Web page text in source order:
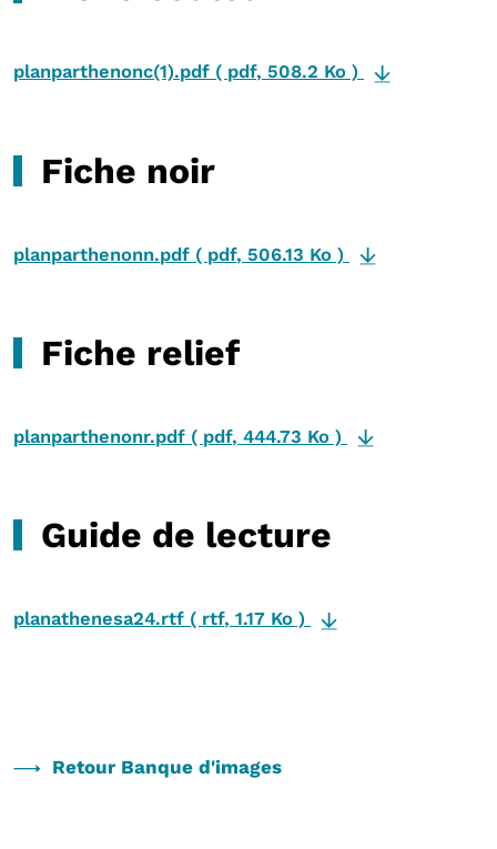
planparthenonc(1).pdf ( pdf, 508.2 Ko )
Fiche noir
planparthenonn.pdf ( pdf, 506.13 Ko )
Fiche relief
planparthenonr.pdf ( pdf, 444.73 Ko )
Guide de lecture
planathenesa24.rtf ( rtf, 1.17 Ko )
Retour Banque d'images